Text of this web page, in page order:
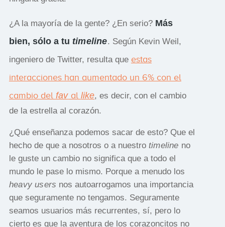
¿A la mayoría de la gente? ¿En serio? Más
bien, sólo a tu timeline. Según Kevin Weil,
ingeniero de Twitter, resulta que estas
interacciones han aumentado un 6% con el
cambio del faval like, es decir, con el cambio
de la estrella al corazón.
¿Qué enseñanza podemos sacar de esto? Que el
hecho de que a nosotros o a nuestro timeline no
le guste un cambio no significa que a todo el
mundo le pase lo mismo. Porque a menudo los
heavy users nos autoarrogamos una importancia
que seguramente no tengamos. Seguramente
seamos usuarios más recurrentes, sí, pero lo
cierto es que la aventura de los corazoncitos no